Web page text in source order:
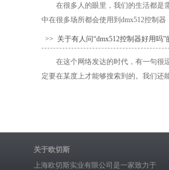
在很多人的眼里，我们的生活都是
中在很多场所都会使用到dmx512控制
>> 关于有人问“dmx512控制器好用吗”
在这个网络发达的时代，有一句很
定要在某度上才能够搜索到的。我们还
关于欧切斯
上海欧切斯实业有限公司是一家致力于